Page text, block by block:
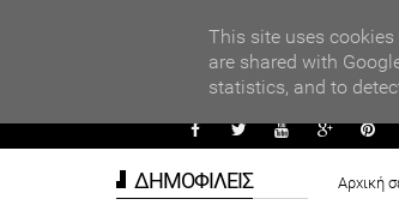
Αρχική
ΔΗΜΟΦΙΛΕΙΣ
This site uses
are shared with
statistics, and to